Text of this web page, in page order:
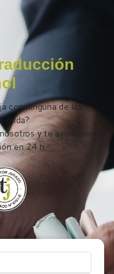
con ninguna de las
duda?
y te ayudamos a
en 24 h.